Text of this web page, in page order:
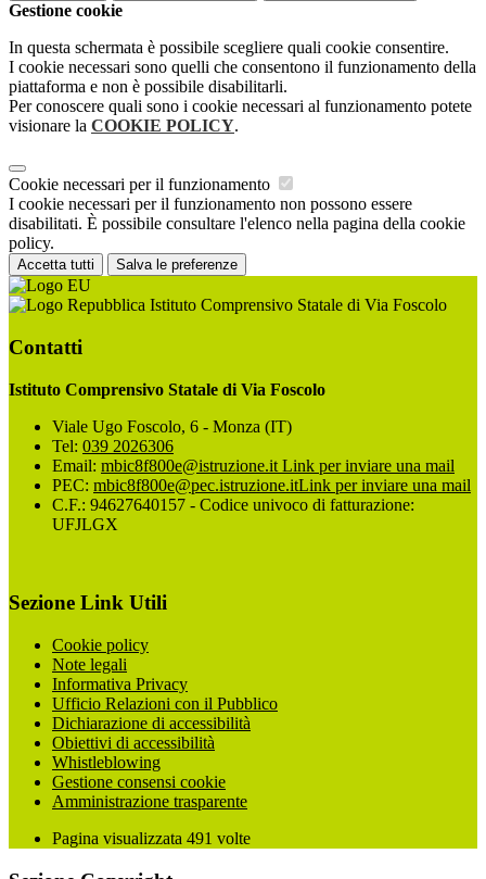
Gestione cookie
In questa schermata è possibile scegliere quali cookie consentire.
I cookie necessari sono quelli che consentono il funzionamento della
piattaforma e non è possibile disabilitarli.
Per conoscere quali sono i cookie necessari al funzionamento potete
visionare la COOKIE POLICY.
Cookie necessari per il funzionamento
I cookie necessari per il funzionamento non possono essere
disabilitati. È possibile consultare l'elenco nella pagina della cookie
policy.
Accetta tutti Salva le preferenze
Istituto Comprensivo Statale di Via Foscolo
Contatti
Istituto Comprensivo Statale di Via Foscolo
Viale Ugo Foscolo, 6 - Monza (IT)
Tel: 039 2026306
Email: mbic8f800e@istruzione.it Link per inviare una mail
PEC: mbic8f800e@pec.istruzione.itLink per inviare una mail
C.F.: 94627640157 - Codice univoco di fatturazione:
UFJLGX
Sezione Link Utili
Cookie policy
Note legali
Informativa Privacy
Ufficio Relazioni con il Pubblico
Dichiarazione di accessibilità
Obiettivi di accessibilità
Whistleblowing
Gestione consensi cookie
Amministrazione trasparente
Pagina visualizzata 491 volte